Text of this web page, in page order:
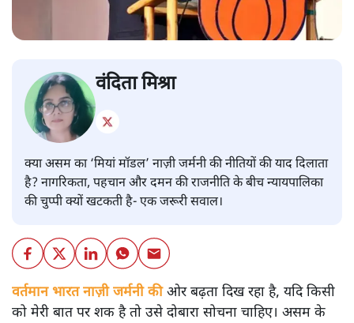
वंदिता मिश्रा
क्या असम का ‘मियां मॉडल’ नाज़ी जर्मनी की नीतियों की याद दिलाता
है? नागरिकता, पहचान और दमन की राजनीति के बीच न्यायपालिका
की चुप्पी क्यों खटकती है- एक जरूरी सवाल।
वर्तमान भारत नाज़ी जर्मनी कीओर बढ़ता दिख रहा है, यदि किसी
को मेरी बात पर शक है तो उसे दोबारा सोचना चाहिए। असम के